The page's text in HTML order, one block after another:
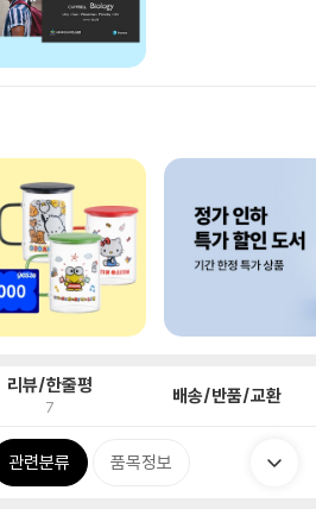
리뷰/한줄평
7 배송/반품/교환
관련분류 품목정보